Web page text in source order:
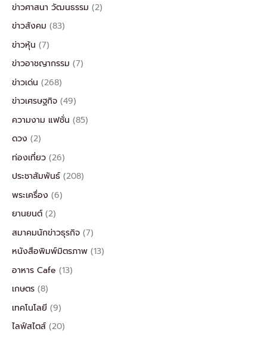
ข่าวศาสนา วัฒนธรรม (2)
ข่าวสังคม (83)
ข่าวหุ้น (7)
ข่าวอาชญากรรม (7)
ข่าวเด่น (268)
ข่าวเศรษฐกิจ (49)
ความงาม แฟชั่น (85)
ดวง (2)
ท่องเที่ยว (26)
ประชาสัมพันธ์ (208)
พระเครื่อง (6)
ยานยนต์ (2)
สมาคมนักข่าวธุรกิจ (7)
หนังสือพิมพ์มิตรภาพ (13)
อาหาร Cafe (13)
เกษตร (8)
เทคโนโลยี (9)
ไลฟ์สไตส์ (20)